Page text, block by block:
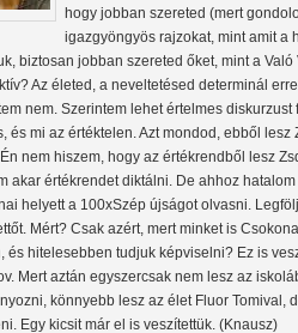
hogy jobban szereted (mert
igazgyöngyös rajzokat, mint amit a
biztosan jobban szereted őket, mint a Való
Az életed, a neveltetésed determinál
nem. Szerintem lehet értelmes diskurzust
és mi az értéktelen. Azt mondod, ebből
nem hiszem, hogy az értékrendből lesz
akar értékrendet diktálni. De ahhoz
helyett a 100xSzép újságot olvasni.
Mért? Csak azért, mert minket is
és hitelesebben tudjuk képviselni? Ez is
Mert aztán egyszercsak nem lesz az
könnyebb lesz az élet Fluor Tomival,
Egy kicsit már el is veszítettük. (Knausz)